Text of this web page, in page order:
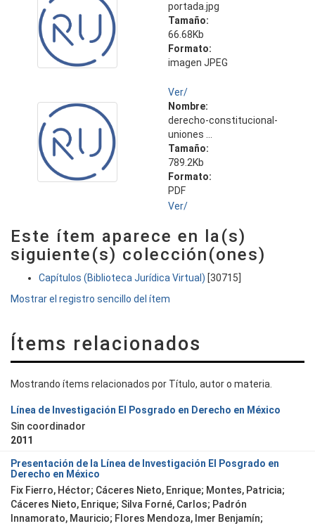
portada.jpg
Tamaño:
66.68Kb
Formato:
imagen JPEG
Ver/
Nombre:
derecho-constitucional-
uniones ...
Tamaño:
789.2Kb
Formato:
PDF
Ver/
Este ítem aparece en la(s)
siguiente(s) colección(ones)
Capítulos (Biblioteca Jurídica Virtual) [30715]
Mostrar el registro sencillo del ítem
Ítems relacionados
Mostrando ítems relacionados por Título, autor o materia.
Línea de Investigación El Posgrado en Derecho en México
Sin coordinador
2011
Presentación de la Línea de Investigación El Posgrado en
Derecho en México
Fix Fierro, Héctor; Cáceres Nieto, Enrique; Montes, Patricia;
Cáceres Nieto, Enrique; Silva Forné, Carlos; Padrón
Innamorato, Mauricio; Flores Mendoza, Imer Benjamín;